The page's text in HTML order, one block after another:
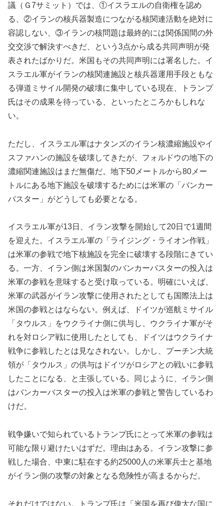
議（Ｇ7サミット）では、①イスラエルの自衛権を認め
る、②イランの核兵器製造につながる核関連活動を絶対に
容認しない、③イランの核問題は最終的には関係国間の外
交交渉で解決すべきだ、という3点から成る共同声明が発
表されたばかりだ。米国もその共同声明には署名した。イ
スラエル軍がイランの核関連施設と核兵器運用手段ともな
る弾道ミサイル開発の破壊に集中している現在、トランプ
氏はその成果を待っている、といったところかもしれな
い。
ただし、イスラエル軍はナタンズのイラン核濃縮施設やイ
スファハンの施設を破壊してきたが、フォルドウの地下の
濃縮関連施設はまだ無傷だ。地下50メートルから80メー
トルにある地下施設を破壊するためには米軍の「バンカー
バスター」がどうしても必要となる。
イスラエル軍が13日、イラン攻撃を開始して20日で1週間
を迎えた。イスラエル軍の「ライジング・ライオン作戦」
は米軍の参戦で地下核施設を完全に破壊する段階にきてい
る。一方、イラン側は米国製のバンカーバスターの投入は
米軍の参戦を意味すると受け取っている。明確にいえば、
米軍の武器がイラン攻撃に使用されたとしても国際法上は
米国の参戦とはならない。例えば、ドイツが巡航ミサイル
「タウルス」をウクライナ側に供与し、ウクライナ軍がそ
れを対ロシア戦に使用したとしても、ドイツはウクライナ
戦争に参戦したとは見なされない。しかし、プーチン大統
領が「タウルス」の供与はドイツがロシアとの戦いに参戦
したことになる、と主張している。同じように、イラン側
はバンカーバスターの投入は米軍の参戦と警告しているわ
けだ。
戦争嫌いで知られているトランプ氏にとって米軍の参戦は
可能な限り避けたいはずだ。理由はある。イラン攻撃に参
戦した場合、中東に駐在する約25000人の米軍兵士と基地
がイラン側の攻撃の対象となる危険性が高まるからだ。
それだけではない。トランプ氏は「米国を再び偉大な国に